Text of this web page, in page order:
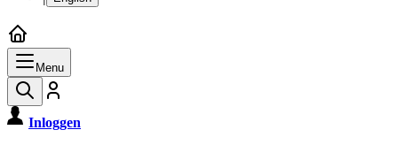
Menu
Inloggen